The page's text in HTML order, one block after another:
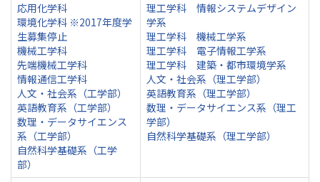
応用化学科
環境化学科 ※2017年度学
生募集停止
機械工学科
先端機械工学科
情報通信工学科
人文・社会系（工学部）
英語教育系（工学部）
数理・データサイエンス
系（工学部）
自然科学基礎系（工学
部）
理工学科 情報システムデザイン
学系
理工学科 機械工学系
理工学科 電子情報工学系
理工学科 建築・都市環境学系
人文・社会系（理工学部）
英語教育系（理工学部）
数理・データサイエンス系（理工
学部）
自然科学基礎系（理工学部）